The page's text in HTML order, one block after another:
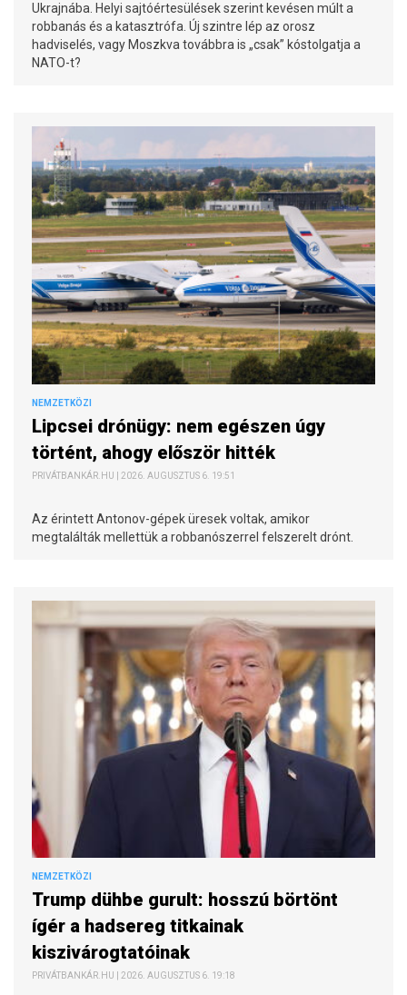
Ukrajnába. Helyi sajtóértesülések szerint kevésen múlt a
robbanás és a katasztrófa. Új szintre lép az orosz
hadviselés, vagy Moszkva továbbra is „csak” kóstolgatja a
NATO-t?
NEMZETKÖZI
Lipcsei drónügy: nem egészen úgy
történt, ahogy először hitték
PRIVÁTBANKÁR.HU | 2026. AUGUSZTUS 6. 19:51
Az érintett Antonov-gépek üresek voltak, amikor
megtalálták mellettük a robbanószerrel felszerelt drónt.
NEMZETKÖZI
Trump dühbe gurult: hosszú börtönt
ígér a hadsereg titkainak
kiszivárogtatóinak
PRIVÁTBANKÁR.HU | 2026. AUGUSZTUS 6. 19:18